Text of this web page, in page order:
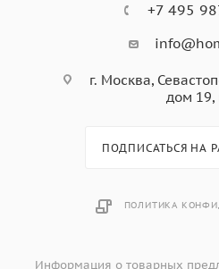
+7 495
г. Москва,
дом 19,
ПОДПИСАТЬСЯ НА
ПОЛИТИКА
Информация о товарных